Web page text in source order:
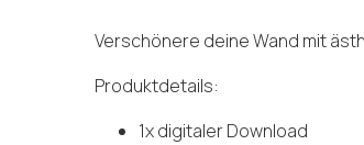
Verschönere deine Wand mit
Produktdetails:
1x digitaler Download